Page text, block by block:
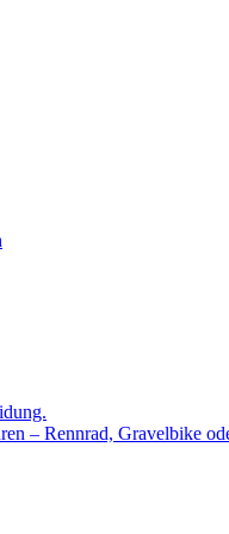
– Rennrad, Gravelbike